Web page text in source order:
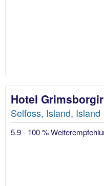
Hotel Grimsborgir
Selfoss, Island, Island
5.9 - 100 %